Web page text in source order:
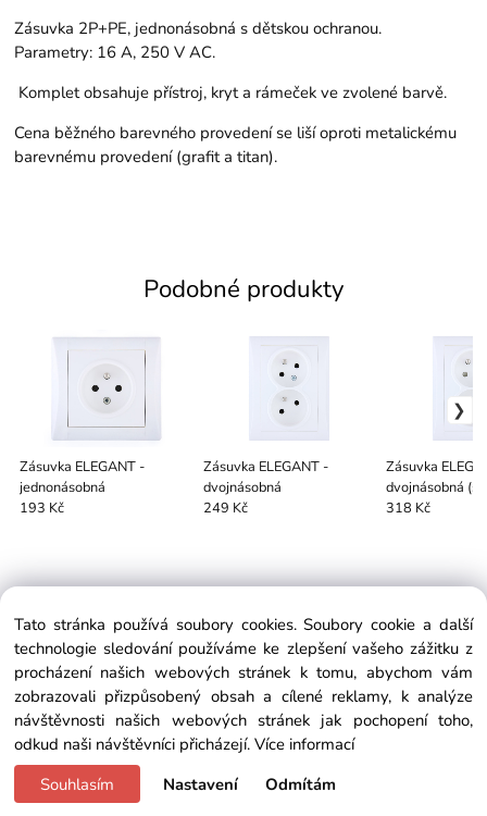
Zásuvka 2P+PE, jednonásobná s dětskou ochranou.
Parametry: 16 A, 250 V AC.
Komplet obsahuje přístroj, kryt a rámeček ve zvolené barvě.
Cena běžného barevného provedení se liší oproti metalickému
barevnému provedení (grafit a titan).
Podobné produkty
Zásuvka ELEGANT -
jednonásobná
193 Kč
Zásuvka ELEGANT -
dvojnásobná
249 Kč
Zásuvka
dvojnásobná (s
ochranou)
318 Kč
Koperníkova 390/5, 736 01 Havířov, Česká republika
Telefon:+420 604 486 358
info@extraglass.com
Copyright © 2018 EXTRAGLASS.COM, All rights reserved
Vytvořeno systémem ClickEshop.cz
Tato stránka používá soubory cookies. Soubory cookie a další
technologie sledování používáme ke zlepšení vašeho zážitku z
procházení našich webových stránek k tomu, abychom vám
zobrazovali přizpůsobený obsah a cílené reklamy, k analýze
návštěvnosti našich webových stránek jak pochopení toho,
odkud naši návštěvníci přicházejí. Více informací
Souhlasím
Nastavení Odmítám